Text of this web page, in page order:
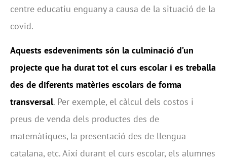
centre educatiu enguany a causa de la situació de la
covid.
Aquests esdeveniments són la culminació d’un
projecte que ha durat tot el curs escolar i es treballa
des de diferents matèries escolars de forma
transversal. Per exemple, el càlcul dels costos i
preus de venda dels productes des de
matemàtiques, la presentació des de llengua
catalana, etc. Així durant el curs escolar, els alumnes